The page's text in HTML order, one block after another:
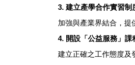
3. 建立產學合作實習制
加強與產業界結合，提
4. 開設「公益服務」課
建立正確之工作態度及